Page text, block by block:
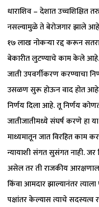
धाराशिव – देशात उच्चशिक्षित
नसल्यामुळे ते बेरोजगार झाले
१७ लाख नोकऱ्या रद्द करून
बेकारीत लुटण्याचे काम केले
जाती उपवर्गीकरण करण्याचा
उसळण सुरू होऊन वाद होत
निर्णय दिला आहे. तू निर्णय
जातीजातीमध्ये संघर्ष करणे हा
माध्यमातून जात विरहित काम
न्यायाशी संगत सुसंगत नाही. जर
असेल तर ती राजकीय
किंवा आमदार झाल्यानंतर
पक्षांतर केल्यास त्याचे सदस्यत्व